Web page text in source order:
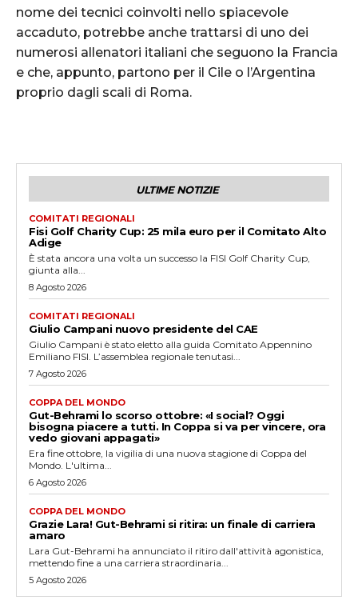
nome dei tecnici coinvolti nello spiacevole
accaduto, potrebbe anche trattarsi di uno dei
numerosi allenatori italiani che seguono la Francia
e che, appunto, partono per il Cile o l’Argentina
proprio dagli scali di Roma.
ULTIME NOTIZIE
COMITATI REGIONALI
Fisi Golf Charity Cup: 25 mila euro per il Comitato Alto
Adige
È stata ancora una volta un successo la FISI Golf Charity Cup,
giunta alla...
8 Agosto 2026
COMITATI REGIONALI
Giulio Campani nuovo presidente del CAE
Giulio Campani è stato eletto alla guida Comitato Appennino
Emiliano FISI. L’assemblea regionale tenutasi...
7 Agosto 2026
COPPA DEL MONDO
Gut-Behrami lo scorso ottobre: «I social? Oggi
bisogna piacere a tutti. In Coppa si va per vincere, ora
vedo giovani appagati»
Era fine ottobre, la vigilia di una nuova stagione di Coppa del
Mondo. L'ultima...
6 Agosto 2026
COPPA DEL MONDO
Grazie Lara! Gut-Behrami si ritira: un finale di carriera
amaro
Lara Gut-Behrami ha annunciato il ritiro dall'attività agonistica,
mettendo fine a una carriera straordinaria...
5 Agosto 2026